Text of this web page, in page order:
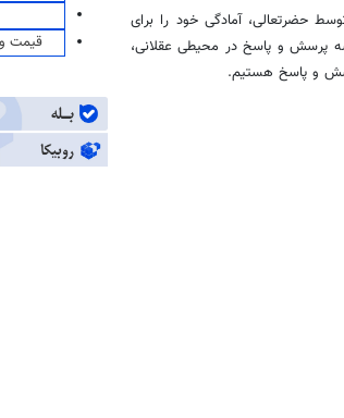
حضرتعالی، آمادگی خود را برای
پرسش و پاسخ در محیطی عقلانی،
و پاسخ هستیم.
قیمت